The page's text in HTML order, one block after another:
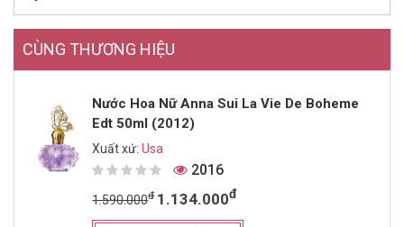
CÙNG THƯƠNG HIỆU
Nước Hoa Nữ Anna Sui La Vie De Boheme
Edt 50ml (2012)
Xuất xứ:Usa
2016
1.590.000đ 1.134.000đ